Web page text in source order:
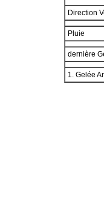
Direction
Pluie
dernière
1. Gelée